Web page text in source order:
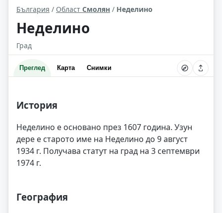
България / Област Смолян / Неделино
Неделино
Град
Преглед Карта Снимки
История
Неделино е основано през 1607 година. Узун
дере е старото име на Неделино до 9 август
1934 г. Получава статут на град на 3 септември
1974 г.
География